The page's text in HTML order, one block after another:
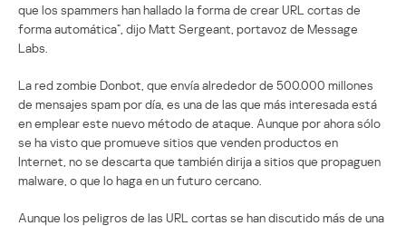
que los spammers han hallado la forma de crear URL cortas de
forma automática”, dijo Matt Sergeant, portavoz de Message
Labs.
La red zombie Donbot, que envía alrededor de 500.000 millones
de mensajes spam por día, es una de las que más interesada está
en emplear este nuevo método de ataque. Aunque por ahora sólo
se ha visto que promueve sitios que venden productos en
Internet, no se descarta que también dirija a sitios que propaguen
malware, o que lo haga en un futuro cercano.
Aunque los peligros de las URL cortas se han discutido más de una